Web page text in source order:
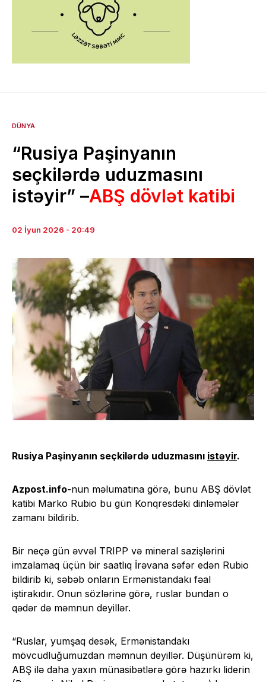
DÜNYA
“Rusiya Paşinyanın
seçkilərdə uduzmasını
istəyir” –ABŞ dövlət katibi
02 İyun 2026 - 20:49
Rusiya Paşinyanın seçkilərdə uduzmasını istəyir.
Azpost.info-nun məlumatına görə, bunu ABŞ dövlət
katibi Marko Rubio bu gün Konqresdəki dinləmələr
zamanı bildirib.
Bir neçə gün əvvəl TRIPP və mineral sazişlərini
imzalamaq üçün bir saatlıq İrəvana səfər edən Rubio
bildirib ki, səbəb onların Ermənistandakı fəal
iştirakıdır. Onun sözlərinə görə, ruslar bundan o
qədər də məmnun deyillər.
“Ruslar, yumşaq desək, Ermənistandakı
mövcudluğumuzdan məmnun deyillər. Düşünürəm ki,
ABŞ ilə daha yaxın münasibətlərə görə hazırkı liderin